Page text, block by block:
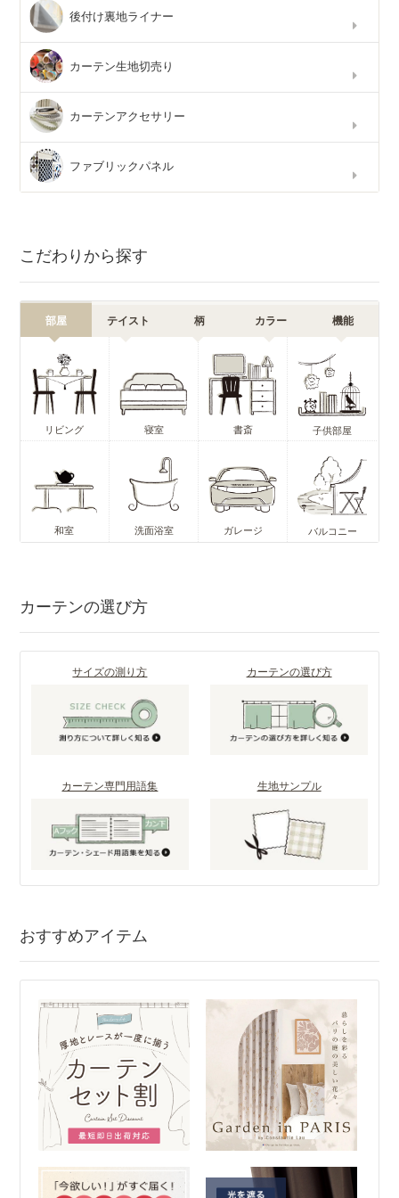
後付け裏地ライナー
カーテン生地切売り
カーテンアクセサリー
ファブリックパネル
こだわりから探す
部屋 テイスト 柄 カラー 機能
リビング 寝室 書斎 子供部屋
和室 洗面浴室 ガレージ バルコニー
カーテンの選び方
サイズの測り方 カーテンの選び方
カーテン専門用語集 生地サンプル
おすすめアイテム